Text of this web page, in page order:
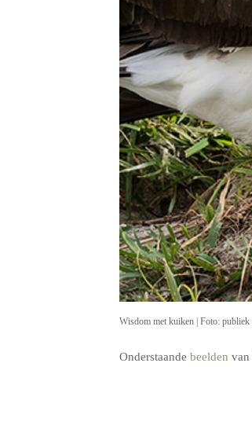
Wisdom met kuiken | Foto: publiek
Onderstaande beelden van